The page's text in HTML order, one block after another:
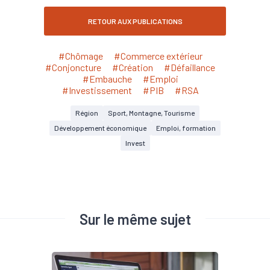
RETOUR AUX PUBLICATIONS
#Chômage
#Commerce extérieur
#Conjoncture
#Création
#Défaillance
#Embauche
#Emploi
#Investissement
#PIB #RSA
Région
Sport, Montagne, Tourisme
Développement économique
Emploi, formation
Invest
Sur le même sujet